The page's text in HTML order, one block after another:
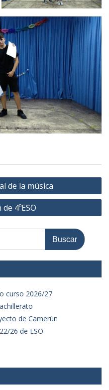
de la música
4ºESO
curso 2026/27
de Camerún
26 de ESO